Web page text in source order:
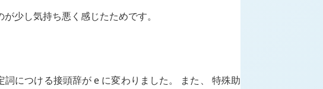
が少し気持ち悪く感じたためです。
詞につける接頭辞が e に変わりました。 また、 特殊助